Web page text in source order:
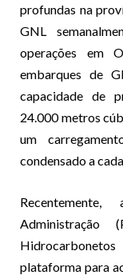
profundas na
GNL
operações em
embarques de
capacidade de
24.000 metros
um
condensado a
Administração
plataforma para